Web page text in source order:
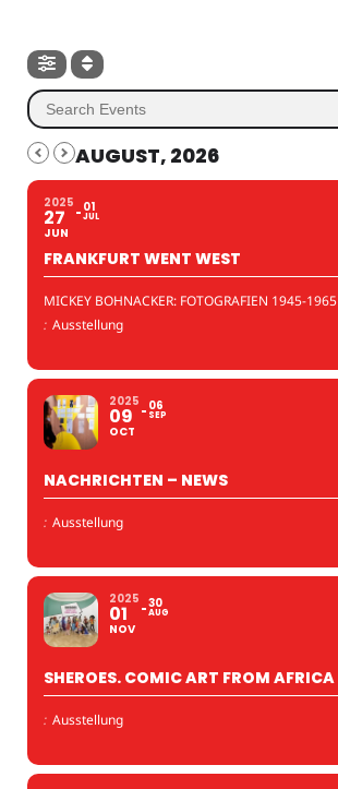
AUGUST, 2026
2025
27
JUN
01
JUL
FRANKFURT WENT WEST
MICKEY BOHNACKER: FOTOGRAFIEN 1945-1965
: Ausstellung
2025
09
OCT
06
SEP
NACHRICHTEN – NEWS
: Ausstellung
2025
01
NOV
30
AUG
SHEROES. COMIC ART FROM AFRICA
: Ausstellung